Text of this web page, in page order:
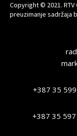
Copyright © 2021.
preuzimanje sadržaja
+387 35
+387 35